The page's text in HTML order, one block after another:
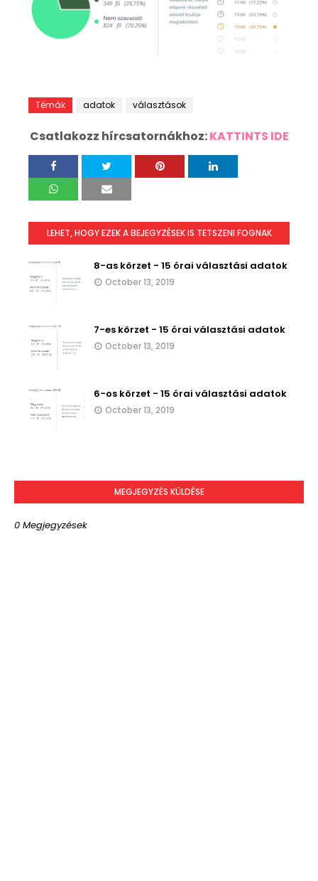
Témák adatok választások
Csatlakozz hírcsatornákhoz:KATTINTS IDE
LEHET, HOGY EZEK A BEJEGYZÉSEK IS TETSZENI FOGNAK
8-as körzet - 15 órai választási adatok
October 13, 2019
7-es körzet - 15 órai választási adatok
October 13, 2019
6-os körzet - 15 órai választási adatok
October 13, 2019
MEGJEGYZÉS KÜLDÉSE
0 Megjegyzések